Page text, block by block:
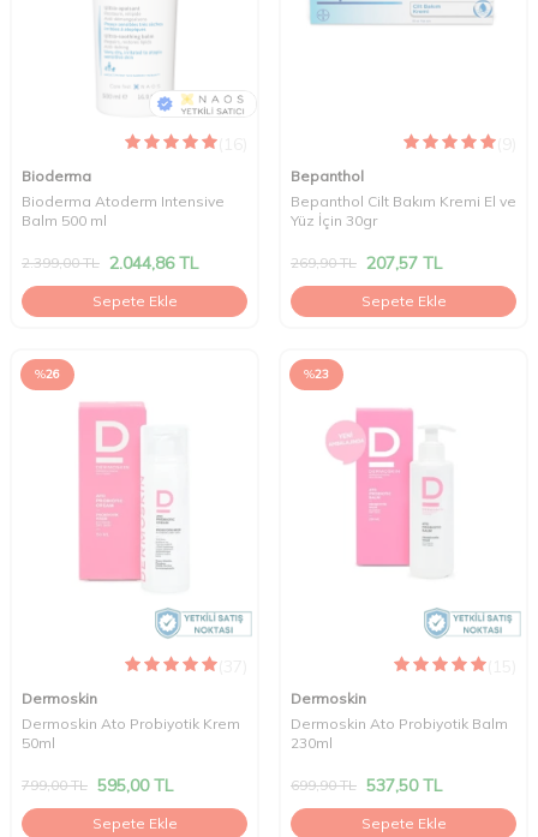
Bioderma
Bioderma Atoderm Intensive
Balm 500 ml
2.399,00TL 2.044,86TL
Sepete Ekle
Bepanthol
Bepanthol Cilt Bakım Kremi El ve
Yüz İçin 30gr
269,90TL 207,57 TL
Sepete Ekle
%26
Dermoskin
Dermoskin Ato Probiyotik Krem
50ml
799,00TL 595,00TL
Sepete Ekle
%23
Dermoskin
Dermoskin Ato Probiyotik Balm
230ml
699,90TL 537,50TL
Sepete Ekle